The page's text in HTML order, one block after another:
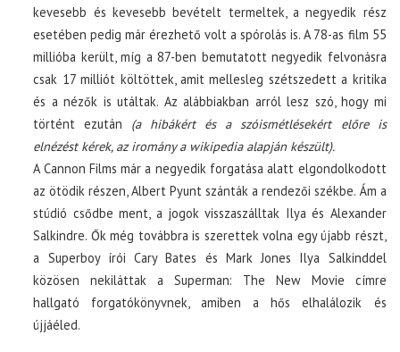
kevesebb és kevesebb bevételt termeltek, a negyedik rész
esetében pedig már érezhető volt a spórolás is. A 78-as film 55
millióba került, míg a 87-ben bemutatott negyedik felvonásra
csak 17 milliót költöttek, amit mellesleg szétszedett a kritika
és a nézők is utáltak. Az alábbiakban arról lesz szó, hogy mi
történt ezután (a hibákért és a szóismétlésekért előre is
elnézést kérek, az iromány a wikipedia alapján készült).
A Cannon Films már a negyedik forgatása alatt elgondolkodott
az ötödik részen, Albert Pyunt szánták a rendezői székbe. Ám a
stúdió csődbe ment, a jogok visszaszálltak Ilya és Alexander
Salkindre. Ők még továbbra is szerettek volna egy újabb részt,
a Superboy írói Cary Bates és Mark Jones Ilya Salkinddel
közösen nekiláttak a Superman: The New Movie címre
hallgató forgatókönyvnek, amiben a hős elhalálozik és
újjáéled.